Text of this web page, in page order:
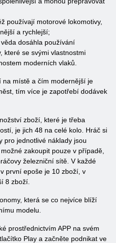
používají motorové lokomotivy,
a rychlejší;
dosáhla používání
které se svými vlastnostmi
moderních vlaků.
na místě a čím modernější je
tím více je zapotřebí dodávek
zboží, které je třeba
je jich 48 na celé kolo. Hráč si
pro jednotlivé náklady jsou
zakoupit pouze v případě,
železniční sítě. V každé
první epoše je 10 zboží, v
8 zboží.
která se co nejvíce blíží
modelu.
prostřednictvím APP na svém
Play a začněte podnikat ve